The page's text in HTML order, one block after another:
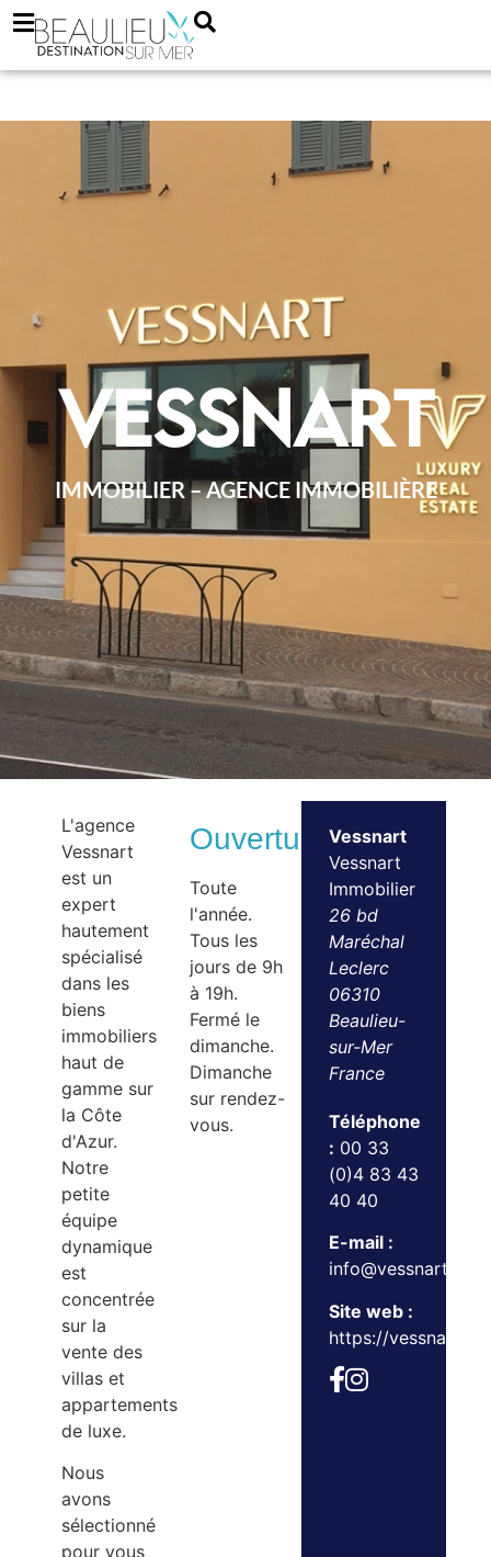
Vessnart
IMMOBILIER – AGENCE IMMOBILIÈRE
L'agence
Vessnart
est un
expert
hautement
spécialisé
dans les
biens
immobiliers
haut de
gamme sur
la Côte
d'Azur.
Notre
petite
équipe
dynamique
est
concentrée
sur la
vente des
villas et
appartements
de luxe.
Nous
avons
sélectionné
pour vous
Ouvertures
Toute
l'année.
Tous les
jours de 9h
à 19h.
Fermé le
dimanche.
Dimanche
sur rendez-
vous.
Vessnart
Vessnart
Immobilier
26 bd
Maréchal
Leclerc
06310
Beaulieu-
sur-Mer
France
Téléphone
: 00 33
(0)4 83 43
40 40
E-mail :
info@vessnart.com
Site web :
https://